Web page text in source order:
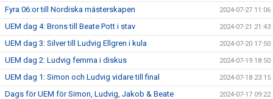
Fyra 06:or till Nordiska mästerskapen 2024-07-27 11:06
UEM dag 4: Brons till Beate Pott i stav 2024-07-21 21:43
UEM dag 3: Silver till Ludvig Ellgren i kula 2024-07-20 17:50
UEM dag 2: Ludvig femma i diskus 2024-07-19 18:50
UEM dag 1: Simon och Ludvig vidare till final 2024-07-18 23:15
Dags för UEM för Simon, Ludvig, Jakob & Beate 2024-07-17 09:22